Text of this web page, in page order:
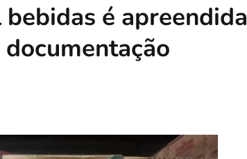
é apreendida